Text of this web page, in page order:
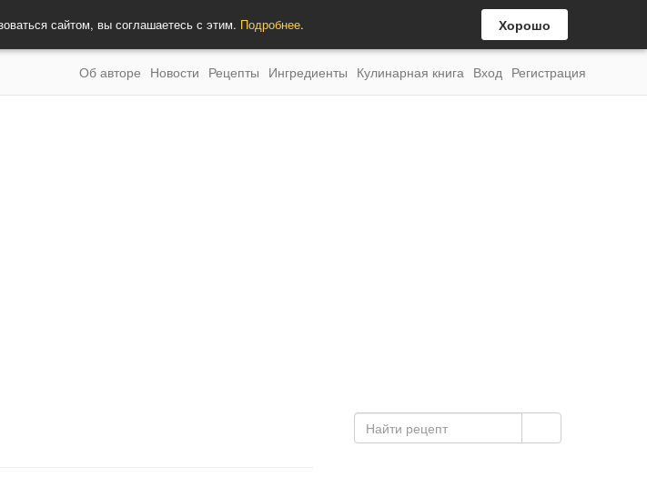
сайтом, вы соглашаетесь с этим. Подробнее. Хорошо
Об авторе Новости Рецепты Ингредиенты Кулинарная книга Вход Регистрация